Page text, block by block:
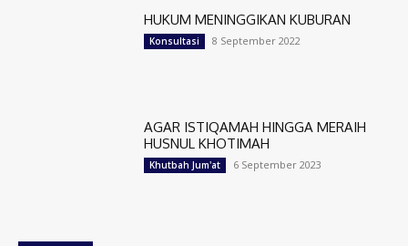
HUKUM MENINGGIKAN KUBURAN
Konsultasi 8 September 2022
AGAR ISTIQAMAH HINGGA MERAIH
HUSNUL KHOTIMAH
Khutbah Jum'at 6 September 2023